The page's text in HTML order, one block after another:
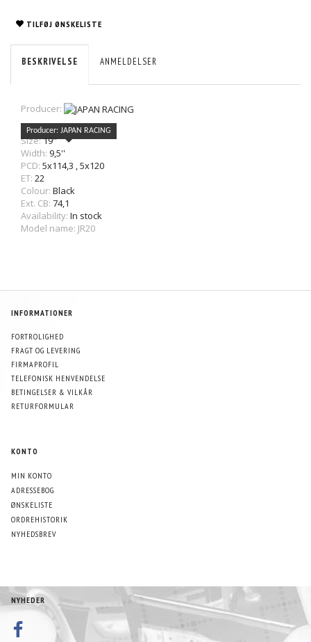
TILFØJ ØNSKELISTE
BESKRIVELSE ANMELDELSER
Producer:
Producer: JAPAN RACING
Size:19''
Width: 9,5''
PCD: 5x114,3 ,5x120
ET: 22
Colour: Black
Ext. CB: 74,1
Availability: In stock
Model name: JR20
INFORMATIONER
FORTROLIGHED
FRAGT OG LEVERING
FIRMAPROFIL
TELEFONISK HENVENDELSE
BETINGELSER & VILKÅR
RETURFORMULAR
KONTO
MIN KONTO
ADRESSEBOG
ØNSKELISTE
ORDREHISTORIK
NYHEDSBREV
NYHEDER